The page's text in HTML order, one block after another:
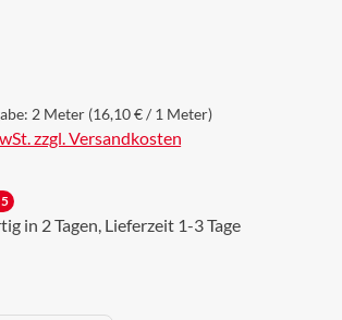
2 Meter (16,10 € / 1 Meter)
zzgl. Versandkosten
in 2 Tagen, Lieferzeit 1-3 Tage